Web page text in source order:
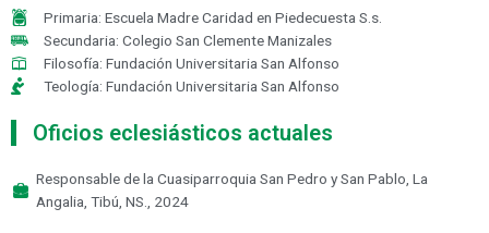
Primaria: Escuela Madre Caridad en Piedecuesta S.s.
Secundaria: Colegio San Clemente Manizales
Filosofía: Fundación Universitaria San Alfonso
Teología: Fundación Universitaria San Alfonso
Oficios eclesiásticos actuales
Responsable de la Cuasiparroquia San Pedro y San Pablo, La
Angalia, Tibú, NS., 2024